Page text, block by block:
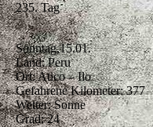
235. Tag
Sonntag,15.01.
Land: Peru
Ort: Atico – Ilo
Gefahrene Kilometer: 377
Wetter: Sonne
Grad: 24